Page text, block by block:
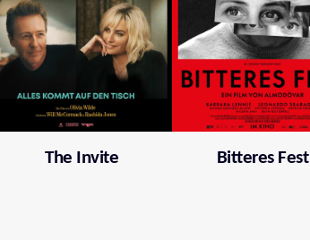
The Invite Bitteres Fest